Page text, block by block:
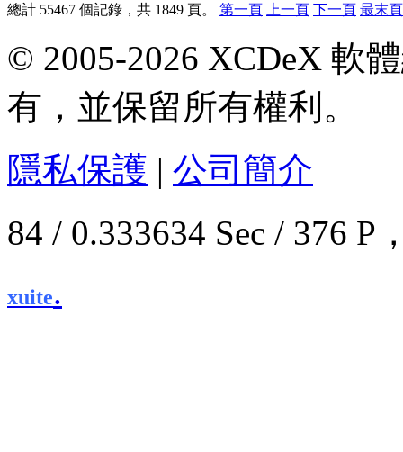
總計 55467 個記錄，共 1849 頁。 第一頁 上一頁 下一頁 最末頁
© 2005-2026 XCDeX 軟
有，並保留所有權利。
隱私保護 | 公司簡介
84 / 0.333634 Sec / 376
xuite.